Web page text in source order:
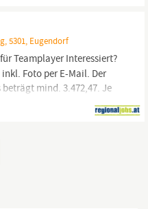
5301, Eugendorf
für Teamplayer Interessiert?
Foto per E-Mail. Der
mind. 3.472,47. Je
Überzahlung geboten.